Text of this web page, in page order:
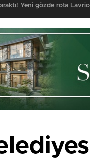
Yeni gözde rota